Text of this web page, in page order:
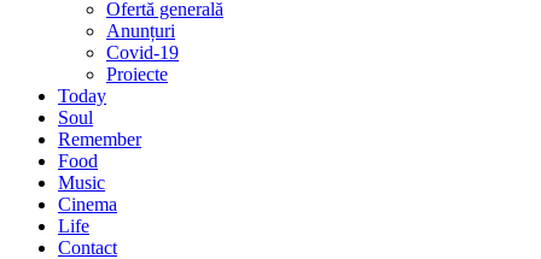
Ofertă generală
Anunțuri
Covid-19
Proiecte
Today
Soul
Remember
Food
Music
Cinema
Life
Contact